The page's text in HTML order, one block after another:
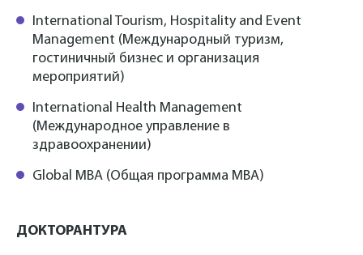
International Tourism, Hospitality and Event
Management (Международный туризм,
гостиничный бизнес и организация
мероприятий)
International Health Management
(Международное управление в
здравоохранении)
Global MBA (Общая программа МВА)
ДОКТОРАНТУРА